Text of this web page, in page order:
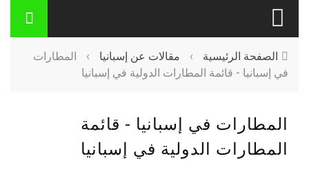
الصفحة الرئيسية › مقالات عن إسبانيا ›
المطارات
في إسبانيا - قائمة المطارات الدولية في إسبانيا
المطارات في إسبانيا - قائمة
المطارات الدولية في إسبانيا